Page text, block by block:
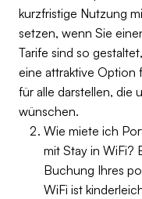
kurzfristige Nutzung
setzen, wenn Sie
Tarife sind so
eine attraktive Option
für alle darstellen, die
wünschen.
Wie miete ich
mit Stay in WiFi?
Buchung Ihres
WiFi ist